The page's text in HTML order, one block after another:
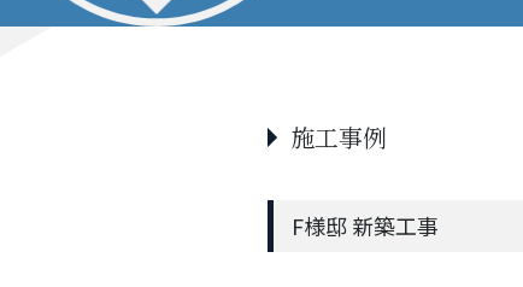
施工事例
F様邸 新築工事